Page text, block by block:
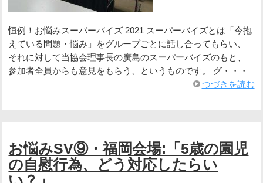
恒例！お悩みスーパーバイズ 2021 スーパーバイズとは「今抱
えている問題・悩み」をグループごとに話し合ってもらい、
それに対して当協会理事長の廣島のスーパーバイズのもと、
参加者全員からも意見をもらう、というものです。 グ・・・
つづきを読む
お悩みSV⑨・福岡会場:「5歳の園児
の自慰行為、どう対応したらい